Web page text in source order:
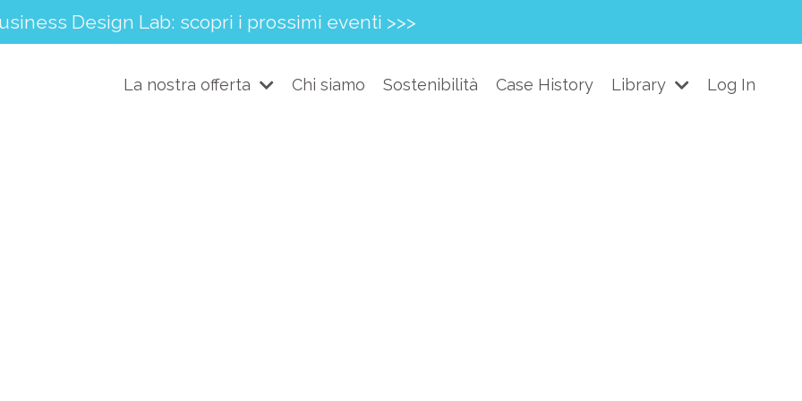
Design Lab: scopri i prossimi eventi >>>
La nostra offerta Chi siamo Sostenibilità Case History Library Log In